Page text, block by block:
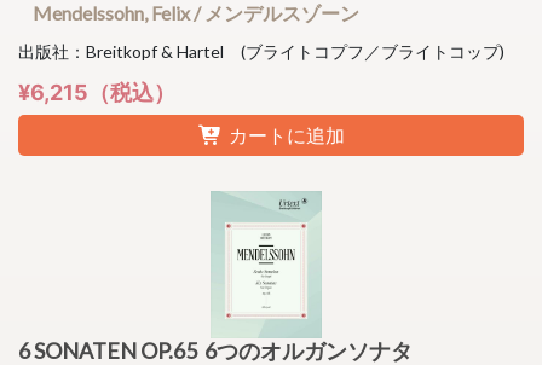
Mendelssohn, Felix / メンデルスゾーン
出版社：Breitkopf & Hartel (ブライトコプフ／ブライトコップ)
¥6,215（税込）
カートに追加
6 SONATEN OP.65 6つのオルガンソナタ